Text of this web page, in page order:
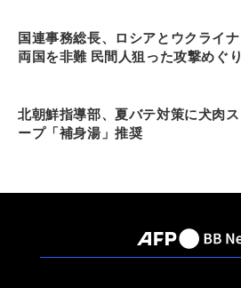
国連事務総長、ロシアとウクライナ
両国を非難 民間人狙った攻撃めぐり
北朝鮮指導部、夏バテ対策に犬肉ス
ープ「補身湯」推奨